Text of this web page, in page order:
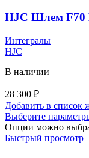
HJC Шлем
Интегралы
HJC
В наличии
28 300 ₽
Добавить в список
Выберите
Опции можно
Быстрый просмотр